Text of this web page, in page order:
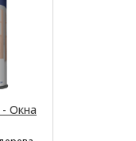
Окна